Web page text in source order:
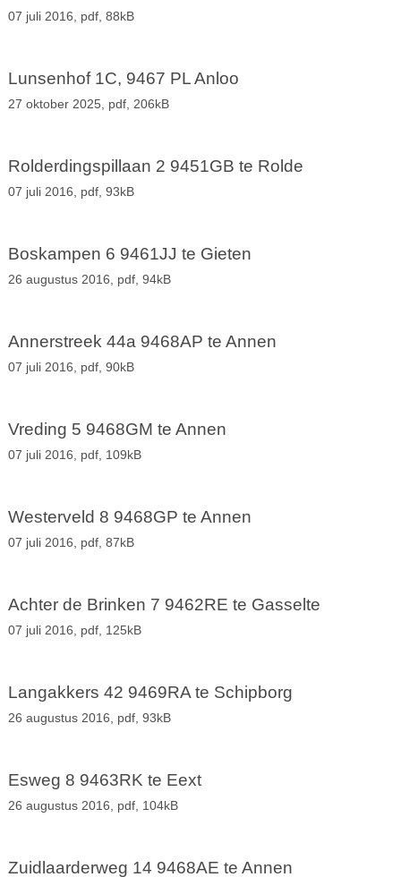
07 juli 2016, pdf, 88kB
Lunsenhof 1C, 9467 PL Anloo
27 oktober 2025, pdf, 206kB
Rolderdingspillaan 2 9451GB te Rolde
07 juli 2016, pdf, 93kB
Boskampen 6 9461JJ te Gieten
26 augustus 2016, pdf, 94kB
Annerstreek 44a 9468AP te Annen
07 juli 2016, pdf, 90kB
Vreding 5 9468GM te Annen
07 juli 2016, pdf, 109kB
Westerveld 8 9468GP te Annen
07 juli 2016, pdf, 87kB
Achter de Brinken 7 9462RE te Gasselte
07 juli 2016, pdf, 125kB
Langakkers 42 9469RA te Schipborg
26 augustus 2016, pdf, 93kB
Esweg 8 9463RK te Eext
26 augustus 2016, pdf, 104kB
Zuidlaarderweg 14 9468AE te Annen